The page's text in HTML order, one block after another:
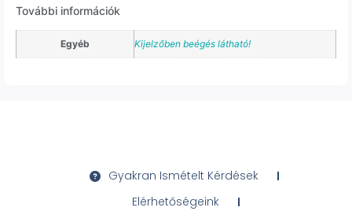
További információk
Egyéb Kijelzőben beégés látható!
Gyakran Ismételt Kérdések
Elérhetőségeink